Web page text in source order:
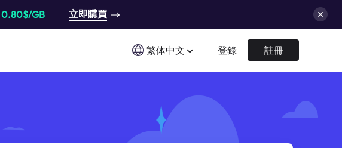
0.80$/GB 立即購買
繁体中文 登錄 註冊